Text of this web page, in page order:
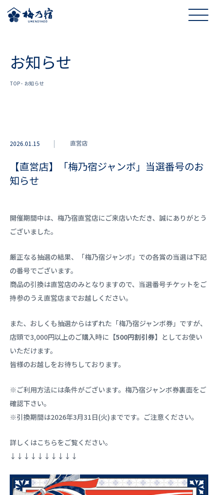
お知らせ
TOP お知らせ
2026.01.15 直営店
【直営店】「梅乃宿ジャンボ」当選番号のお
知らせ
開催期間中は、梅乃宿直営店にご来店いただき、誠にありがとう
ございました。
厳正なる抽選の結果、「梅乃宿ジャンボ」での各賞の当選は下記
の番号でございます。
商品の引換は直営店のみとなりますので、当選番号チケットをご
持参のうえ直営店までお越しください。
また、おしくも抽選からはずれた「梅乃宿ジャンボ券」ですが、
店頭で3,000円以上のご購入時に 【500円割引券】 としてお使い
いただけます。
皆様のお越しをお待ちしております。
※ご利用方法には条件がございます。梅乃宿ジャンボ券裏面をご
確認下さい。
※引換期間は2026年3月31日(火)までです。ご注意ください。
詳しくはこちらをご覧ください。
↓↓↓↓↓↓↓↓↓↓